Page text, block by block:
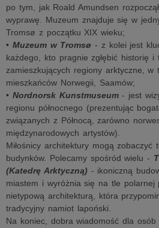
po tym, jak Roald Amundsen
wyprawę. Muzeum znajduje się w
Tromsø z początku XIX wieku;
• Muzeum w Tromsø - z kolei jest
każdego, kto pragnie zgłębić historię i
zamieszkujących regiony arktyczne, w
mieszkańców Norwegii, Saamów;
• Nordnorsk Kunstmuseum- jest
regionu północnego (prezentując
związanych z Północą, zarówno
międzynarodowych artystów).
Miłośnicy architektury mogą zobaczyć
budynków. Polecamy spośród wielu -
(Katedrę Arktyczną) - ikoniczną
miastem i wyróżnia się na tle polarnej
nietypową architekturą, która
tradycyjny namiot lapoński.
Na koniec, dobra wiadomość dla osób